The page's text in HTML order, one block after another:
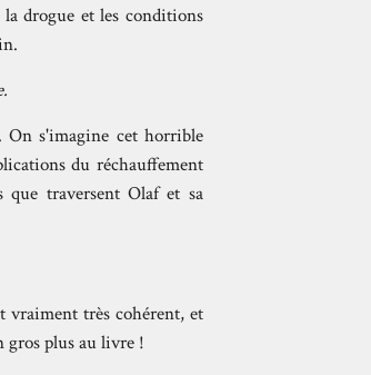
drogue et les conditions
On s'imagine cet horrible
du réchauffement
que traversent Olaf et sa
vraiment très cohérent, et
gros plus au livre !